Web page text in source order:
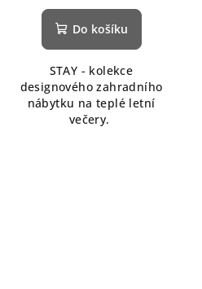
hodnocení
produktu
z
5
hvězdiček.
Do košíku
STAY - kolekce
designového zahradního
nábytku na teplé letní
večery.